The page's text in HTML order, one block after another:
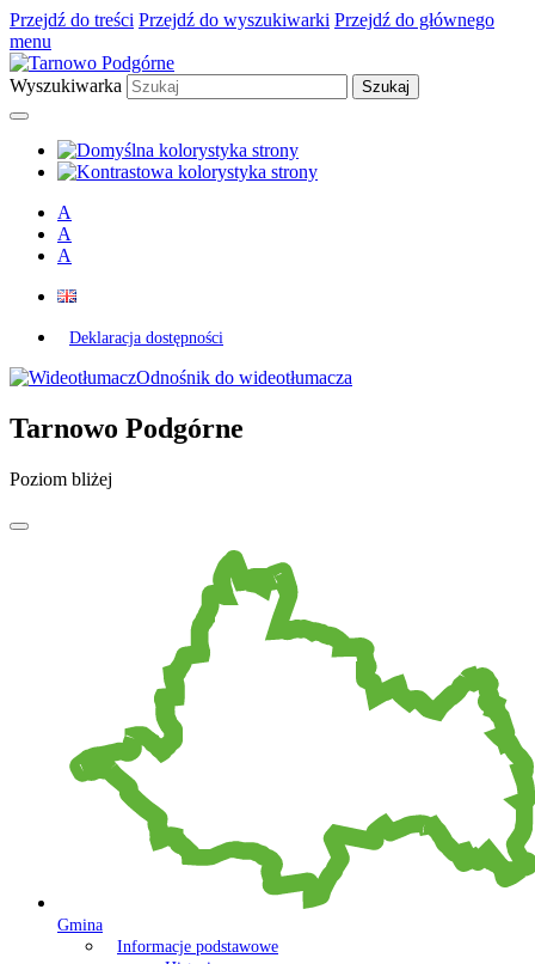
Przejdź do treści Przejdź do wyszukiwarki Przejdź do głównego
menu
Wyszukiwarka
A
A
A
Deklaracja dostępności
Odnośnik do wideotłumacza
Tarnowo Podgórne
Poziom bliżej
Gmina
Informacje podstawowe